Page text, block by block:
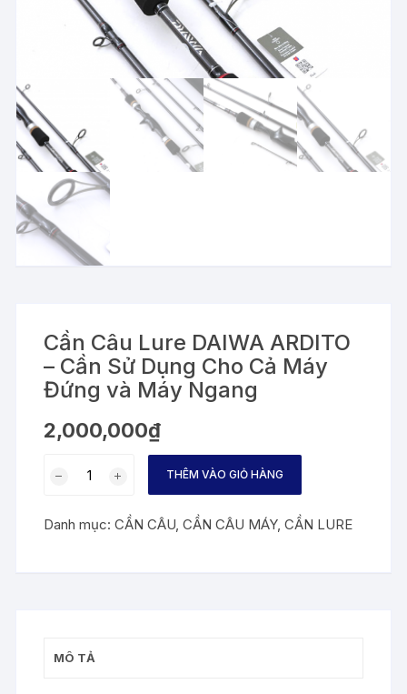
Cần Câu Lure DAIWA ARDITO
– Cần Sử Dụng Cho Cả Máy
Đứng và Máy Ngang
2,000,000₫
DAIWA
Cho
THÊM VÀO GIỎ HÀNG
Danh mục:CẦN CÂU,CẦN CÂU MÁY,CẦN LURE
MÔ TẢ